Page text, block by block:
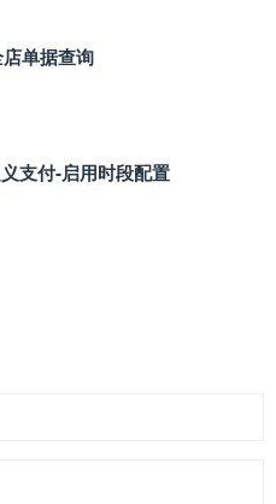
单据查询
支付‑启用时段配置